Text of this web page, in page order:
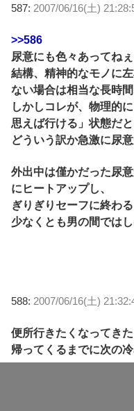
587: 2007/06/16(土)
>>586
尿意にも色々あってねぇ
結構、精神的なモノに
ない場合は相当な長時間
しかしコレが、物理的
思えば行ける」状態だと
どういう訳か急激に尿
外出中は僅かだった尿
にヒートアップし、
ぎりぎりセーフに終わ
少なくとも男の間では
588: 2007/06/16(土)
便所行きたくなってき
帰ってくるまでに次の